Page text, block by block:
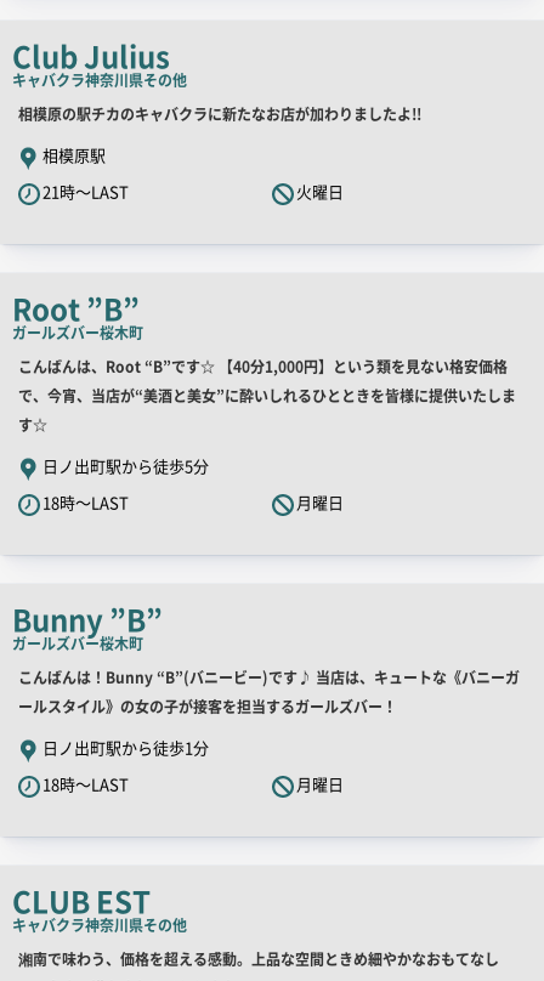
コ
ピ
ー
Club Julius
キャバクラ神奈川県その他
店
舗
PR
キ
コ
ピ
ー
相模原の駅チカのキャバクラに新たなお店が加わりましたよ!!
相模原駅
21時～LAST
火曜日
Root ”B”
ガールズバー桜木町
店
舗
PR
キ
ャ
ッ
ー
こんばんは、Root “B”です☆ 【40分1,000円】という類を見ない格安価格
で、今宵、当店が“美酒と美女”に酔いしれるひとときを皆様に提供いたしま
す☆
日ノ出町駅から徒歩5分
18時～LAST
月曜日
Bunny ”B”
ガールズバー桜木町
店
舗
PR
キ
ャ
ピ
ー
こんばんは！Bunny “B”(バニービー)です♪ 当店は、キュートな《バニーガ
ールスタイル》の女の子が接客を担当するガールズバー！
日ノ出町駅から徒歩1分
18時～LAST
月曜日
CLUB EST
キャバクラ神奈川県その他
店
湘南で味わう、価格を超える感動。上品な空間ときめ細やかなおもてなし